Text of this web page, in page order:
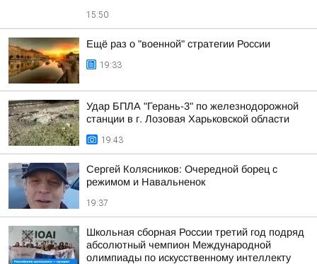
15:50
Ещё раз о "военной" стратегии России
19:33
Удар БПЛА "Герань-3" по железнодорожной
станции в г. Лозовая Харьковской области
19:43
Сергей Колясников: Очередной борец с
режимом и Навальненок
19:37
Школьная сборная России третий год подряд
абсолютный чемпион Международной
олимпиады по искусственному интеллекту